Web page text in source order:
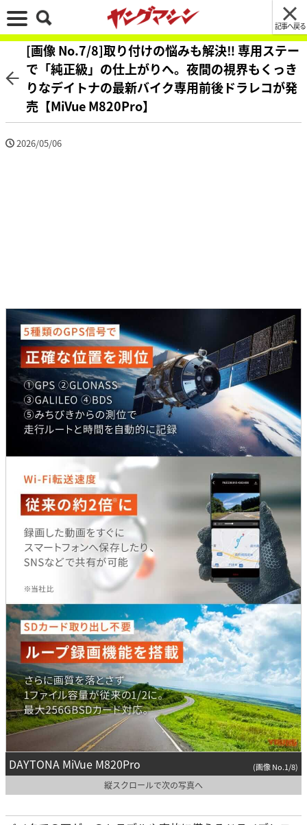
記事へ戻る
[画像 No.7/8]取り付けの悩みも解決‼ 専用ステー
で「純正級」の仕上がりへ。夜間の視界もくっき
りなデイトナの最新バイク専用前後ドラレコが発
売【MiVue M820Pro】
2026/05/06
DAYTONA MiVue M820Pro (画像 No.1/8)
縦スクロールで次の写真へ